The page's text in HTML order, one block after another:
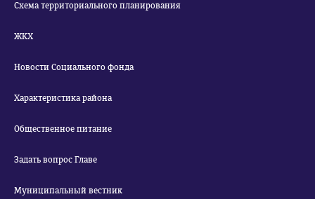
Схема территориального планирования
ЖКХ
Новости Социального фонда
Характеристика района
Общественное питание
Задать вопрос Главе
Муниципальный вестник